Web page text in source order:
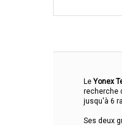
Le Yonex
recherche
jusqu'à 6
Ses deux